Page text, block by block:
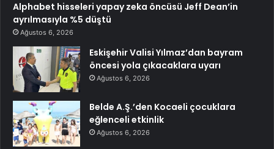
Alphabet hisseleri yapay zeka öncüsü Jeff Dean’in
ayrılmasıyla %5 düştü
Ağustos 6, 2026
Eskişehir Valisi Yılmaz’dan bayram
öncesi yola çıkacaklara uyarı
Ağustos 6, 2026
Belde A.Ş.’den Kocaeli çocuklara
eğlenceli etkinlik
Ağustos 6, 2026